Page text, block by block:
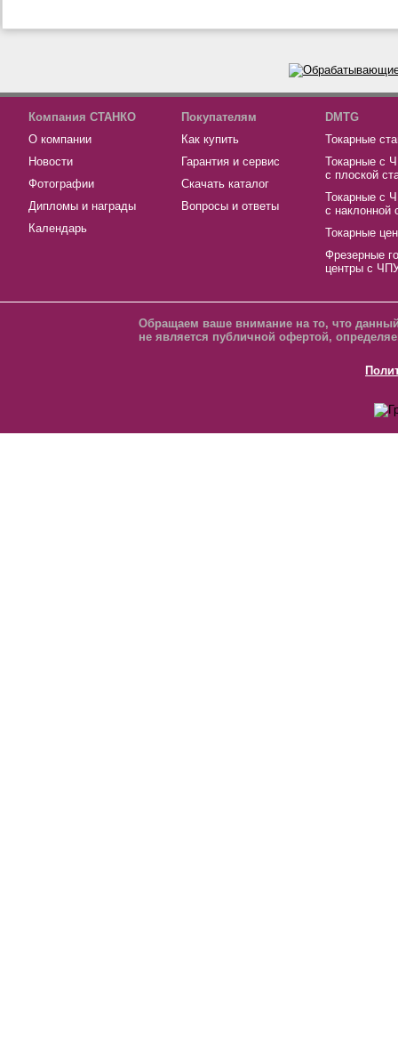
Компания СТАНКО
О компании
Новости
Фотографии
Дипломы и награды
Календарь
Покупателям
Как купить
Гарантия и сервис
Скачать каталог
Вопросы и ответы
DMTG
Токарные
Токарные с
с плоской
Токарные с
с наклонной
Токарные
Фрезерные
центры с
Обращаем ваше внимание на то, что
не является публичной офертой,